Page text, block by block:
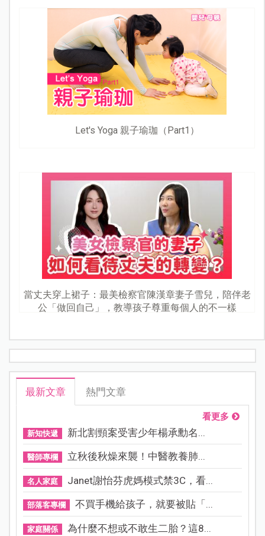
Let's Yoga 親子瑜珈（Part1）
當丈夫穿上裙子：最美檢察官陳漢章妻子雪兒，陪伴老
公「做回自己」，教導孩子尊重每個人的不一樣
最新文章 熱門文章
看更多
新知快遞 新北割頸案受害少年楊承勳名...
醫師專欄 立秋後秋燥來襲！中醫教養肺...
名人家庭 Janet謝怡芬虎媽模式禁3C，看...
部落客專欄 不買手機給孩子，就要被貼「...
家庭關係 為什麼不想或不敢生二胎？這8...